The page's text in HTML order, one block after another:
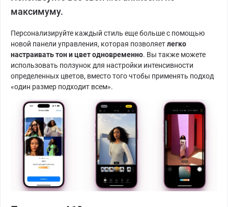
максимуму.
Персонализируйте каждый стиль еще больше с помощью
новой панели управления, которая позволяетлегко
настраивать тон и цвет одновременно. Вы также можете
использовать ползунок для настройки интенсивности
определенных цветов, вместо того чтобы применять подход
«один размер подходит всем».